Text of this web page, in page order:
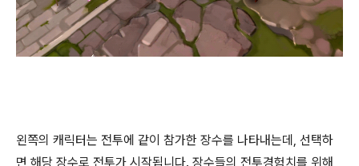
왼쪽의 캐릭터는 전투에 같이 참가한 장수를 나타내는데, 선택하
면 해당 장수로 전투가 시작됩니다. 장수들의 전투경험치를 위해